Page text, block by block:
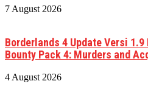
7 August 2026
Borderlands 4 Update Versi
Bounty Pack 4: Murders and
4 August 2026